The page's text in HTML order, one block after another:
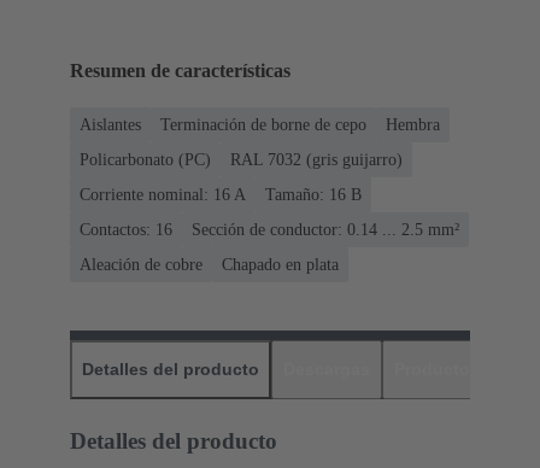
Resumen de características
Aislantes Terminación de borne de cepo
Hembra
Policarbonato (PC)
RAL 7032 (gris guijarro)
Corriente nominal: ‌16 A
Tamaño: 16 B
Contactos: 16
Sección de conductor: 0.14 ... 2.5 mm²
Aleación de cobre
Chapado en plata
Detalles del producto
Detalles del producto